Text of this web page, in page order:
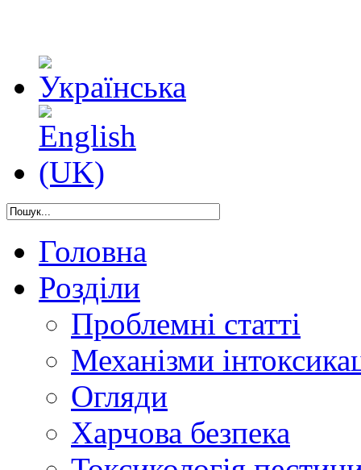
Головна
Розділи
Проблемні статті
Механізми
Огляди
Харчова безпека